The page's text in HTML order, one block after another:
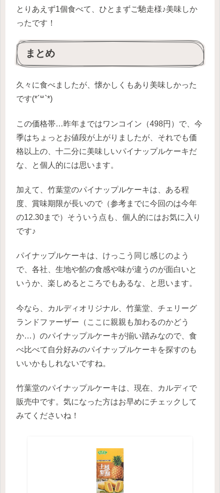
とりあえず1個食べて、ひとまずご馳走様♪美味しか
ったです！
まとめ
久々に食べましたが、懐かしくもあり美味しかった
です(*´꒳`*)
この価格帯…昨年まではワンコイン（498円）で、今
季はちょっとお値段が上がりましたが、それでも価
格以上の、十二分に美味しいパイナップルケーキだ
な、と個人的には思います。
加えて、竹葉堂のパイナップルケーキは、ある程
度、賞味期限が長いので（参考までに今回のは今年
の12.30まで）そういう点も、個人的にはお気に入り
です♪
パイナップルケーキは、けっこう同じ感じのよう
で、各社、生地や餡の食感や味が違うのが面白いと
いうか、楽しめるところでもあるな、と思います。
今なら、カルディオリジナル、竹葉堂、チェリーグ
ランドファーザー（ここに親親も加わるのかどう
か…）のパイナップルケーキが揃い踏みなので、食
べ比べて自分好みのパイナップルケーキを探すのも
いいかもしれないですね。
竹葉堂のパイナップルケーキは、現在、カルディで
販売中です。気になった方はお早めにチェックして
みてくださいね！